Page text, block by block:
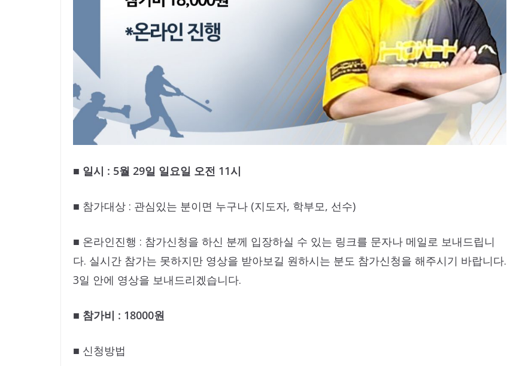
■ 일시 : 5월 29일 일요일 오전 11시
​■ 참가대상 : 관심있는 분이면 누구나 (지도자, 학부모, 선수)
​■ 온라인진행 : ​참가신청을 하신 분께 입장하실 수 있는 링크를 문자나 메일로 보내드립니
다. 실시간 참가는 못하지만 영상을 받아보길 원하시는 분도 참가신청을 해주시기 바랍니다.
3일 안에 영상을 보내드리겠습니다.
​■ 참가비 : 18000원
​​■ 신청방법